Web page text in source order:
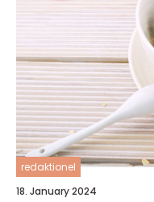
redaktionel
18. January 2024